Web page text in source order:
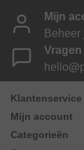
Mijn
Klantenservice
Mijn account
Categorieën